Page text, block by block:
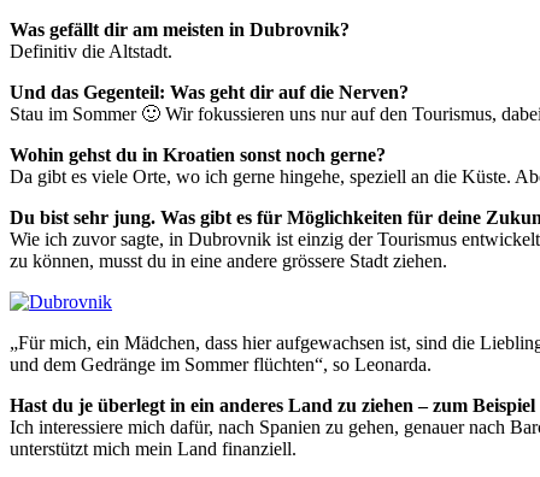
Was gefällt dir am meisten in Dubrovnik?
Definitiv die Altstadt.
Und das Gegenteil: Was geht dir auf die Nerven?
Stau im Sommer 🙂 Wir fokussieren uns nur auf den Tourismus,
Wohin gehst du in Kroatien sonst noch gerne?
Da gibt es viele Orte, wo ich gerne hingehe, speziell an die Küste.
Du bist sehr jung. Was gibt es für Möglichkeiten für deine
Wie ich zuvor sagte, in Dubrovnik ist einzig der Tourismus
zu können, musst du in eine andere grössere Stadt ziehen.
„Für mich, ein Mädchen, dass hier aufgewachsen ist, sind die
und dem Gedränge im Sommer flüchten“, so Leonarda.
Hast du je überlegt in ein anderes Land zu ziehen – zum
Ich interessiere mich dafür, nach Spanien zu gehen, genauer nach
unterstützt mich mein Land finanziell.